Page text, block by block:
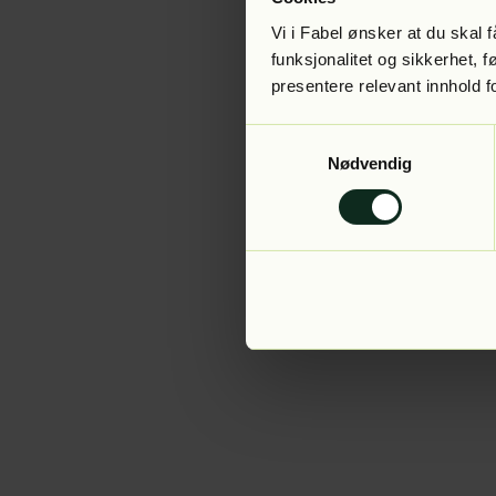
Vi i Fabel ønsker at du skal
funksjonalitet og sikkerhet,
presentere relevant innhold
Nødvendig
Application